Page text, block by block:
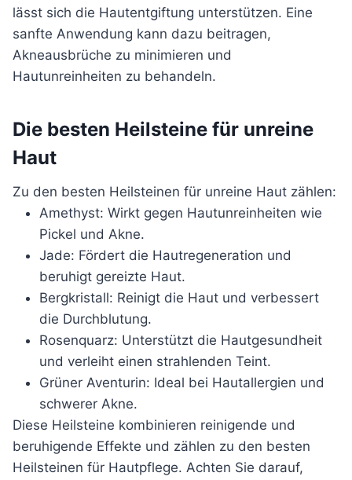
lässt sich die Hautentgiftung unterstützen. Eine
sanfte Anwendung kann dazu beitragen,
Akneausbrüche zu minimieren und
Hautunreinheiten zu behandeln.
Die besten Heilsteine für unreine
Haut
Zu den besten Heilsteinen für unreine Haut zählen:
Amethyst: Wirkt gegen Hautunreinheiten wie
Pickel und Akne.
Jade: Fördert die Hautregeneration und
beruhigt gereizte Haut.
Bergkristall: Reinigt die Haut und verbessert
die Durchblutung.
Rosenquarz: Unterstützt die Hautgesundheit
und verleiht einen strahlenden Teint.
Grüner Aventurin: Ideal bei Hautallergien und
schwerer Akne.
Diese Heilsteine kombinieren reinigende und
beruhigende Effekte und zählen zu den besten
Heilsteinen für Hautpflege. Achten Sie darauf,